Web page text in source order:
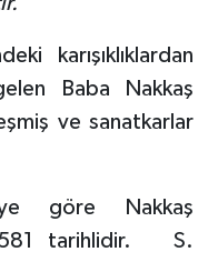
karışıklıklardan
Baba Nakkaş
ve sanatkarlar
göre Nakkaş
tarihlidir.
S.